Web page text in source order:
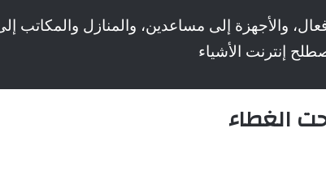
والأجهزة إلى مساعدين، والمنازل والمكاتب
إنترنت الأشياء
الغطاء